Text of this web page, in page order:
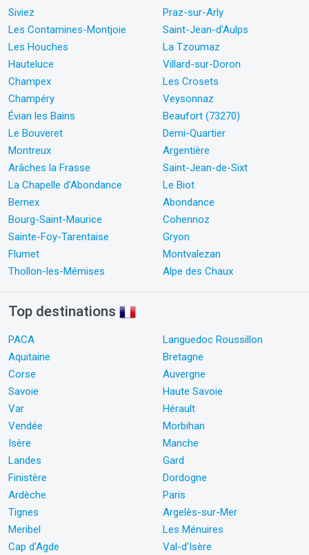
Siviez
Praz-sur-Arly
Les Contamines-Montjoie
Saint-Jean-d'Aulps
Les Houches
La Tzoumaz
Hauteluce
Villard-sur-Doron
Champex
Les Crosets
Champéry
Veysonnaz
Évian les Bains
Beaufort (73270)
Le Bouveret
Demi-Quartier
Montreux
Argentière
Arâches la Frasse
Saint-Jean-de-Sixt
La Chapelle d'Abondance
Le Biot
Bernex
Abondance
Bourg-Saint-Maurice
Cohennoz
Sainte-Foy-Tarentaise
Gryon
Flumet
Montvalezan
Thollon-les-Mémises
Alpe des Chaux
Top destinations
PACA
Languedoc Roussillon
Aquitaine
Bretagne
Corse
Auvergne
Savoie
Haute Savoie
Var
Hérault
Vendée
Morbihan
Isère
Manche
Landes
Gard
Finistère
Dordogne
Ardèche
Paris
Tignes
Argelès-sur-Mer
Meribel
Les Ménuires
Cap d'Agde
Val-d'Isère